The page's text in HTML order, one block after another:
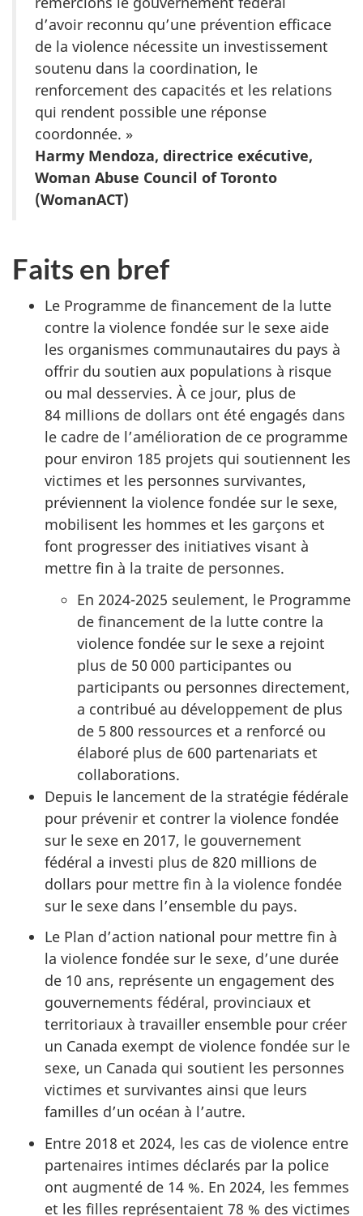
d’avoir reconnu qu’une prévention efficace
de la violence nécessite un investissement
soutenu dans la coordination, le
renforcement des capacités et les relations
qui rendent possible une réponse
coordonnée. »
Harmy Mendoza, directrice exécutive,
Woman Abuse Council of Toronto
(WomanACT)
Faits en bref
Le Programme de financement de la lutte
contre la violence fondée sur le sexe aide
les organismes communautaires du pays à
offrir du soutien aux populations à risque
ou mal desservies. À ce jour, plus de
84 millions de dollars ont été engagés dans
le cadre de l’amélioration de ce programme
pour environ 185 projets qui soutiennent les
victimes et les personnes survivantes,
préviennent la violence fondée sur le sexe,
mobilisent les hommes et les garçons et
font progresser des initiatives visant à
mettre fin à la traite de personnes.
En 2024-2025 seulement, le Programme
de financement de la lutte contre la
violence fondée sur le sexe a rejoint
plus de 50 000 participantes ou
participants ou personnes directement,
a contribué au développement de plus
de 5 800 ressources et a renforcé ou
élaboré plus de 600 partenariats et
collaborations.
Depuis le lancement de la stratégie fédérale
pour prévenir et contrer la violence fondée
sur le sexe en 2017, le gouvernement
fédéral a investi plus de 820 millions de
dollars pour mettre fin à la violence fondée
sur le sexe dans l’ensemble du pays.
Le Plan d’action national pour mettre fin à
la violence fondée sur le sexe, d’une durée
de 10 ans, représente un engagement des
gouvernements fédéral, provinciaux et
territoriaux à travailler ensemble pour créer
un Canada exempt de violence fondée sur le
sexe, un Canada qui soutient les personnes
victimes et survivantes ainsi que leurs
familles d’un océan à l’autre.
Entre 2018 et 2024, les cas de violence entre
partenaires intimes déclarés par la police
ont augmenté de 14 %. En 2024, les femmes
et les filles représentaient 78 % des victimes